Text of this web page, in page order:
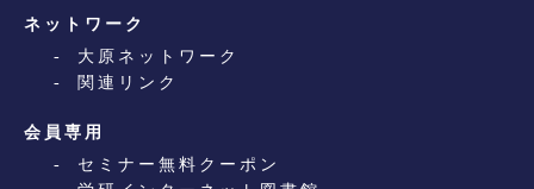
ネットワーク
大原ネットワーク
関連リンク
会員専用
セミナー無料クーポン